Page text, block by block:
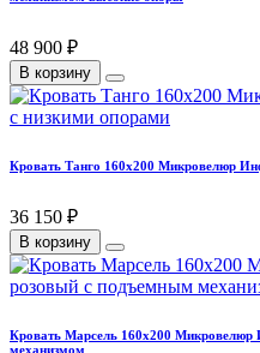
48 900 ₽
В корзину
Кровать Танго 160х200 Микровелюр
36 150 ₽
В корзину
Кровать Марсель 160х200
механизмом